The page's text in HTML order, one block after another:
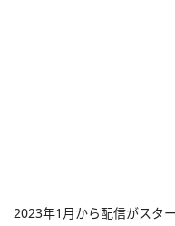
2023年1月から配信がスタ